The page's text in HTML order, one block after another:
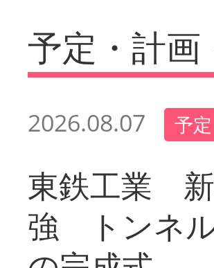
予定・計画
2026.08.07 予
東鉄工業
強 トンネ